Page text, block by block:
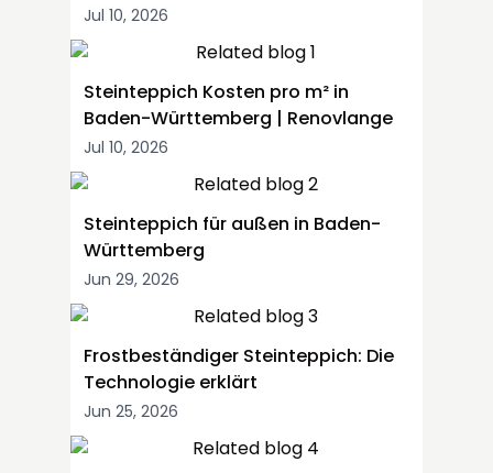
Jul 10, 2026
Steinteppich Kosten pro m² in
Baden-Württemberg | Renovlange
Jul 10, 2026
Steinteppich für außen in Baden-
Württemberg
Jun 29, 2026
Frostbeständiger Steinteppich: Die
Technologie erklärt
Jun 25, 2026